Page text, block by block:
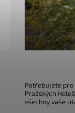
Potřebujete pro
Pražských
všechny vaše